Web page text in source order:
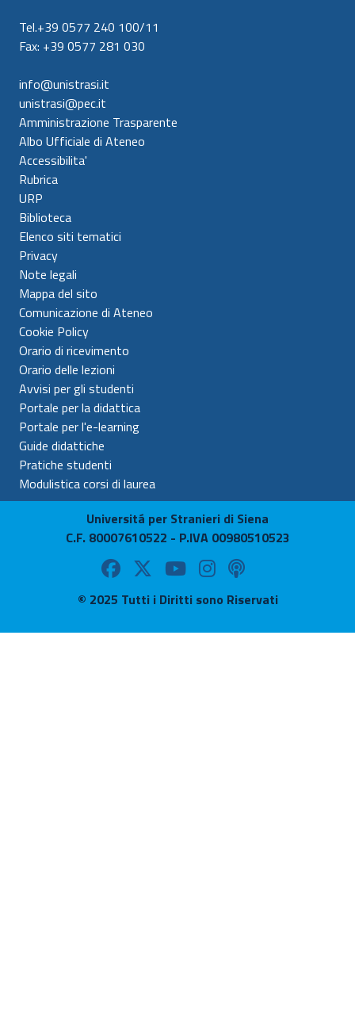
Tel.+39 0577 240 100/11
Fax: +39 0577 281 030
info@unistrasi.it
unistrasi@pec.it
Amministrazione Trasparente
Albo Ufficiale di Ateneo
Accessibilita'
Rubrica
URP
Biblioteca
Elenco siti tematici
Privacy
Note legali
Mappa del sito
Comunicazione di Ateneo
Cookie Policy
Orario di ricevimento
Orario delle lezioni
Avvisi per gli studenti
Portale per la didattica
Portale per l'e-learning
Guide didattiche
Pratiche studenti
Modulistica corsi di laurea
Universitá per Stranieri di Siena
C.F. 80007610522 - P.IVA 00980510523
© 2025 Tutti i Diritti sono Riservati